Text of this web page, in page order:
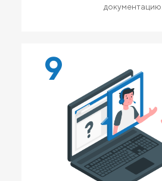
документацию.
9